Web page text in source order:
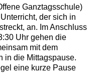
Ganztagsschule)
der sich in
an. Im Anschluss
Uhr gehen die
mit dem
in die Mittagspause.
eine kurze Pause